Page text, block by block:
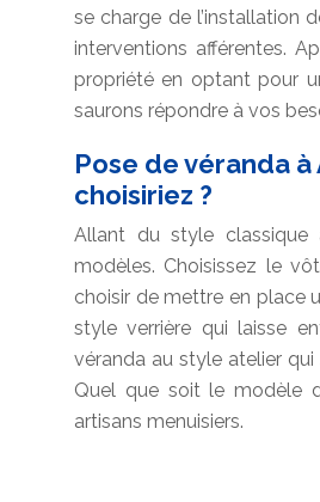
se charge de l’installation
interventions afférentes.
propriété en optant pour
saurons répondre à vos
Pose de véranda
choisiriez ?
Allant du style classique
modèles. Choisissez le
choisir de mettre en place
style verrière qui laisse
véranda au style atelier
Quel que soit le modèle
artisans menuisiers.